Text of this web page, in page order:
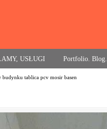
USŁUGI Portfolio. Blog.
budynku tablica pcv mosir basen